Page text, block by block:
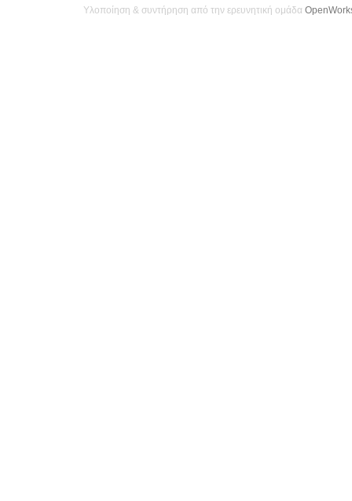
Υλοποίηση & συντήρηση από την ερευνητική ομάδα